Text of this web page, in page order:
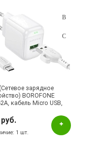
зарядное
BOROFONE
кабель Micro USB,
1 шт.